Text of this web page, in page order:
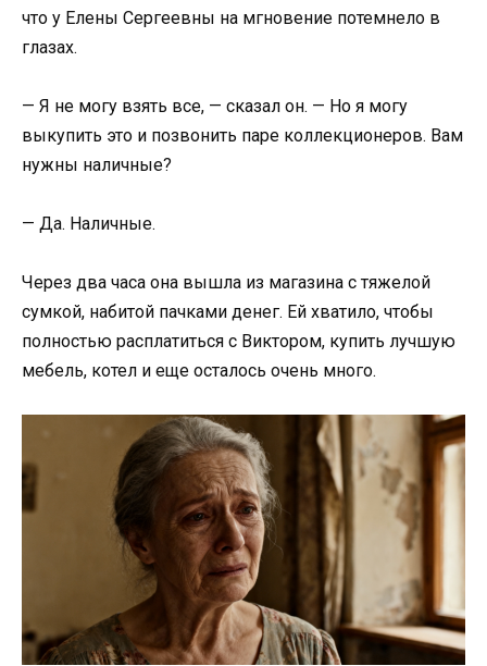
что у Елены Сергеевны на мгновение потемнело в
глазах.
— Я не могу взять все, — сказал он. — Но я могу
выкупить это и позвонить паре коллекционеров. Вам
нужны наличные?
— Да. Наличные.
Через два часа она вышла из магазина с тяжелой
сумкой, набитой пачками денег. Ей хватило, чтобы
полностью расплатиться с Виктором, купить лучшую
мебель, котел и еще осталось очень много.